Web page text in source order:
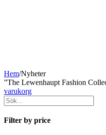
Hem/Nyheter
”The Lewenhaupt Fashion
varukorg
Filter by price